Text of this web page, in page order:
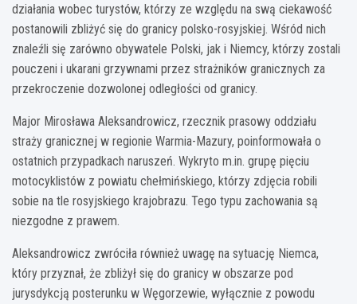
działania wobec turystów, którzy ze względu na swą ciekawość
postanowili zbliżyć się do granicy polsko-rosyjskiej. Wśród nich
znaleźli się zarówno obywatele Polski, jak i Niemcy, którzy zostali
pouczeni i ukarani grzywnami przez strażników granicznych za
przekroczenie dozwolonej odległości od granicy.
Major Mirosława Aleksandrowicz, rzecznik prasowy oddziału
straży granicznej w regionie Warmia-Mazury, poinformowała o
ostatnich przypadkach naruszeń. Wykryto m.in. grupę pięciu
motocyklistów z powiatu chełmińskiego, którzy zdjęcia robili
sobie na tle rosyjskiego krajobrazu. Tego typu zachowania są
niezgodne z prawem.
Aleksandrowicz zwróciła również uwagę na sytuację Niemca,
który przyznał, że zbliżył się do granicy w obszarze pod
jurysdykcją posterunku w Węgorzewie, wyłącznie z powodu